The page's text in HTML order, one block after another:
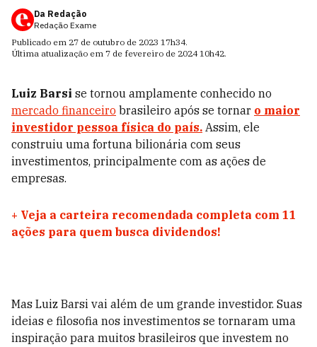
Da Redação
Redação Exame
Publicado em 27 de outubro de 2023 17h34.
Última atualização em 7 de fevereiro de 2024 10h42.
Luiz Barsi se tornou amplamente conhecido no
mercado financeiro brasileiro após se tornar o maior
investidor pessoa física do país. Assim, ele
construiu uma fortuna bilionária com seus
investimentos, principalmente com as ações de
empresas.
+ Veja a carteira recomendada completa com 11
ações para quem busca dividendos!
Mas Luiz Barsi vai além de um grande investidor. Suas
ideias e filosofia nos investimentos se tornaram uma
inspiração para muitos brasileiros que investem no